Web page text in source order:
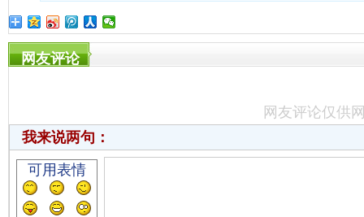
网友评论
网友评论仅供
我来说两句：
可用表情